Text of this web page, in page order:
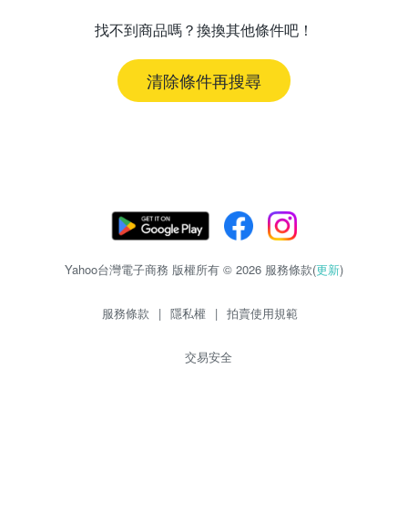
找不到商品嗎？換換其他條件吧！
清除條件再搜尋
Yahoo台灣電子商務 版權所有 © 2026 服務條款(更新)
服務條款 | 隱私權 | 拍賣使用規範
交易安全